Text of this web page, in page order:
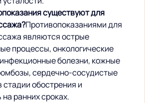
существуют для
Противопоказаниями для
являются острые
процессы, онкологические
болезни, кожные
сердечно-сосудистые
стадии обострения и
ранних сроках.